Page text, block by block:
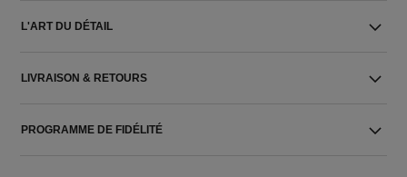
L'ART DU DÉTAIL
LIVRAISON & RETOURS
PROGRAMME DE FIDÉLITÉ